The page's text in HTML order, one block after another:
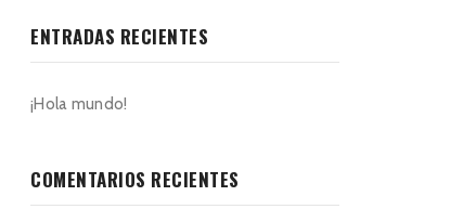
ENTRADAS RECIENTES
¡Hola mundo!
COMENTARIOS RECIENTES